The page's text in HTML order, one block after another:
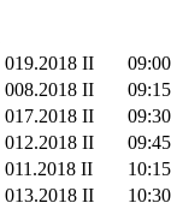
019.2018 II
09:00
008.2018 II
09:15
017.2018 II
09:30
012.2018 II
09:45
011.2018 II
10:15
013.2018 II
10:30